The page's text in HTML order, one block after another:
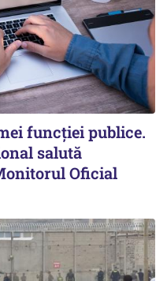
funcției publice.
salută
Oficial